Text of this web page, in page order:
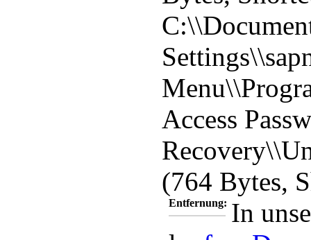
Access
(764 Bytes,
Entfernung: In